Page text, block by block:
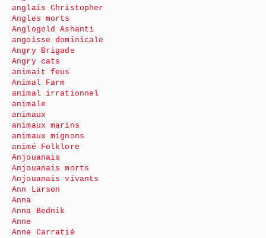
anglais Christopher
Angles morts
Anglogold Ashanti
angoisse dominicale
Angry Brigade
Angry cats
animait feus
Animal Farm
animal irrationnel
animale
animaux
animaux marins
animaux mignons
animé Folklore
Anjouanais
Anjouanais morts
Anjouanais vivants
Ann Larson
Anna
Anna Bednik
Anne
Anne Carratié